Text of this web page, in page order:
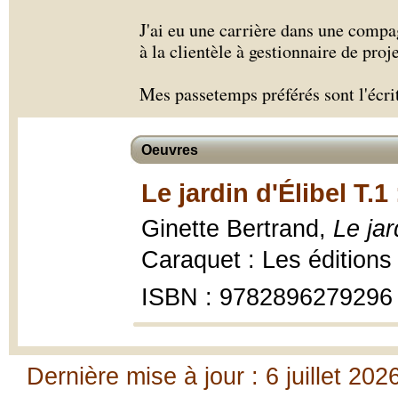
J'ai eu une carrière dans une
à la clientèle à gestionnaire de
Mes passetemps préférés sont
Oeuvres
Le jardin d'Élibel
Ginette Bertrand, Le
Caraquet : Les
ISBN : 9782896279296
Dernière mise à jour : 6 juillet